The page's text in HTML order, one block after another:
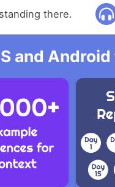
there.
and